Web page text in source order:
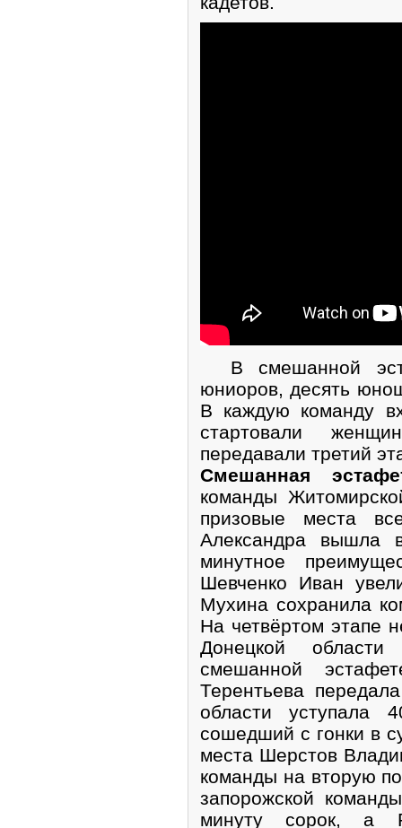
В смешанной
юниоров, десять
В каждую команду
стартовали
передавали третий
Смешанная
команды
призовые места
Александра вышла
минутное
Шевченко Иван
Мухина сохранила
На четвёртом этапе
Донецкой
смешанной
Терентьева
области уступала
сошедший с гонки в
места Шерстов
команды на вторую
запорожской
минуту сорок, а